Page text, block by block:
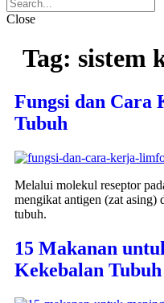
Close
Tag: sistem
Fungsi dan Cara
Tubuh
Melalui molekul reseptor
mengikat antigen (zat asing)
tubuh.
15 Makanan
Kekebalan Tubuh